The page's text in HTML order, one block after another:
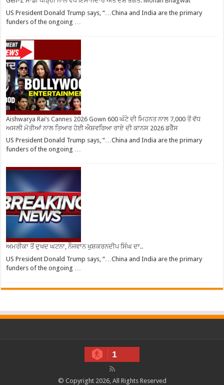
US President Donald Trump says, “…China and India are the primary
funders of the ongoing …
Aishwarya Rai’s Cannes 2026 Gown 600 ਘੰਟੇ ਦੀ ਮਿਹਨਤ ਨਾਲ 7,000 ਤੋਂ ਵੱਧ
ਅਸਲੀ ਮੋਤੀਆਂ ਨਾਲ ਤਿਆਰ ਹੋਈ ਐਸ਼ਵਰਿਆ ਰਾਏ ਦੀ ਕਾਨਸ 2026 ਡਰੈੱਸ
US President Donald Trump says, “…China and India are the primary
funders of the ongoing …
ਅਮਰੀਕਾ ਤੋਂ ਦੁਖਦ ਘਟਨਾ, ਨੌਜਵਾਨ ਖੁਸ਼ਕਰਨਦੀਪ ਸਿੰਘ ਦਾ..
US President Donald Trump says, “…China and India are the primary
funders of the ongoing …
1
© Copyright 2026, All Rights Reserved